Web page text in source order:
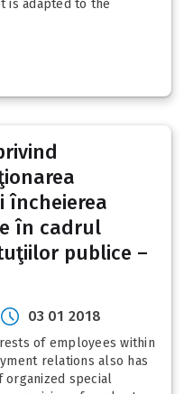
is adapted to the
încheierea
în cadrul
publice –
03 01 2018
of employees within
relations also has
special